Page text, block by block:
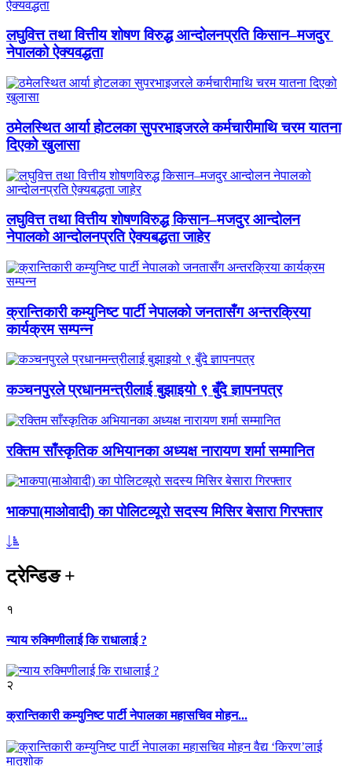
लघुवित्त तथा वित्तीय शोषण विरुद्ध आन्दोलनप्रति किसान–मजदुर
नेपालको ऐक्यवद्धता
ठमेलस्थित आर्या होटलका सुपरभाइजरले कर्मचारीमाथि चरम यातना
दिएको खुलासा
लघुवित्त तथा वित्तीय शोषणविरुद्ध किसान–मजदुर आन्दोलन
नेपालको आन्दोलनप्रति ऐक्यबद्धता जाहेर
क्रान्तिकारी कम्युनिष्ट पार्टी नेपालको जनतासँग अन्तरक्रिया
कार्यक्रम सम्पन्न
कञ्चनपुरले प्रधानमन्त्रीलाई बुझाइयो ९ बुँदे ज्ञापनपत्र
रक्तिम साँस्कृतिक अभियानका अध्यक्ष नारायण शर्मा सम्मानित
भाकपा(माओवादी) का पोलिटव्यूरो सदस्य मिसिर बेसारा गिरफ्तार
ट्रेन्डिङ+
१
न्याय रुक्मिणीलाई कि राधालाई ?
२
क्रान्तिकारी कम्युनिष्ट पार्टी नेपालका महासचिव मोहन...